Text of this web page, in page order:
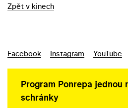
Zpět v kinech
Facebook Instagram YouTube
Program Ponrepa jednou
schránky